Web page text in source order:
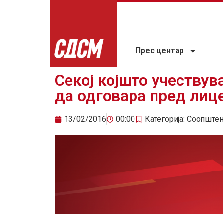
Прес центар
Секој којшто
да одговара пред
13/02/2016 00:00 Категорија: